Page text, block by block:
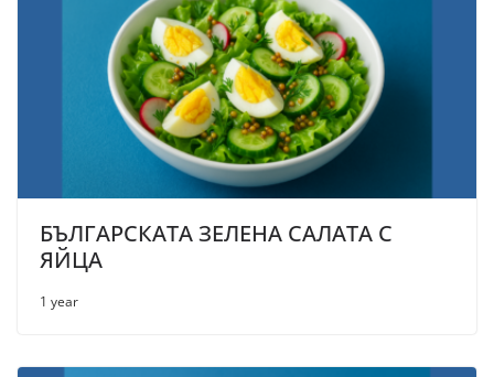
БЪЛГАРСКАТА ЗЕЛЕНА САЛАТА С
ЯЙЦА
1 year